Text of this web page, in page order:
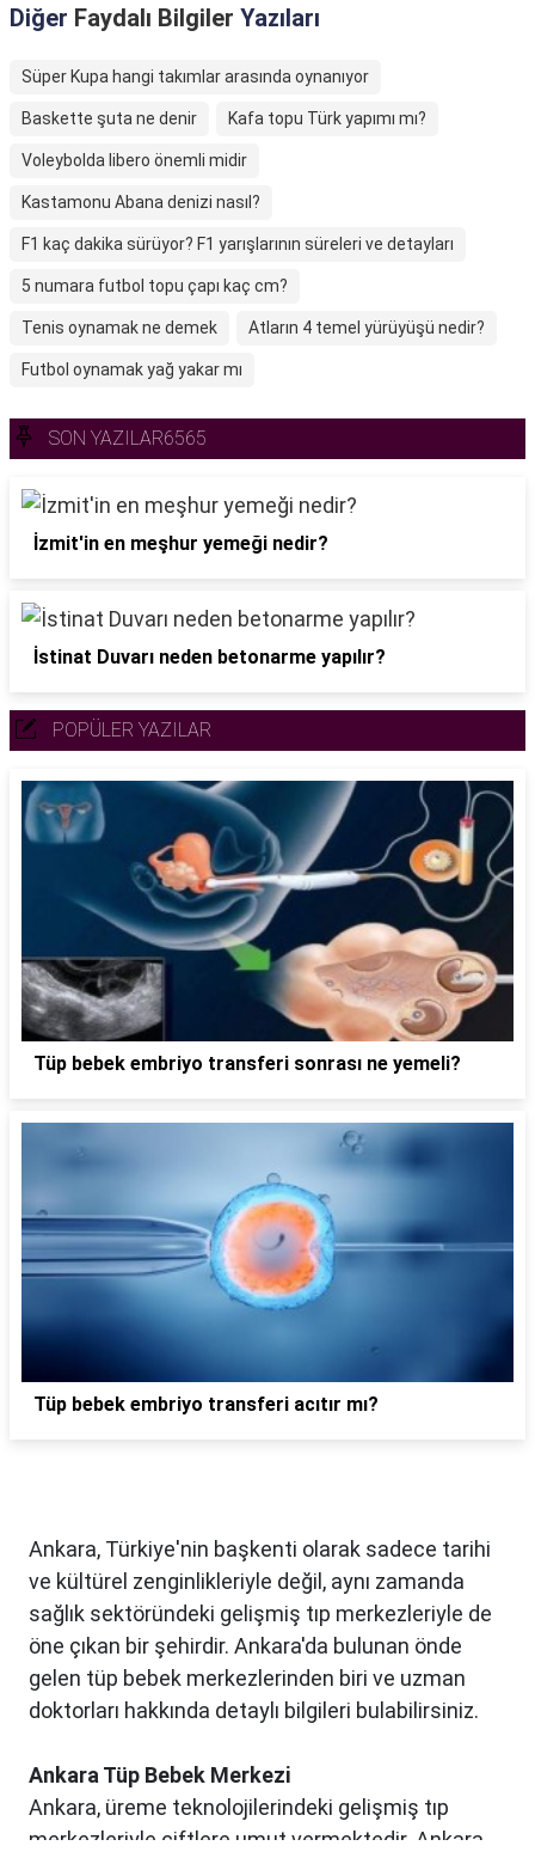
Diğer Faydalı Bilgiler Yazıları
Süper Kupa hangi takımlar arasında oynanıyor
Baskette şuta ne denir Kafa topu Türk yapımı mı?
Voleybolda libero önemli midir
Kastamonu Abana denizi nasıl?
F1 kaç dakika sürüyor? F1 yarışlarının süreleri ve detayları
5 numara futbol topu çapı kaç cm?
Tenis oynamak ne demek Atların 4 temel yürüyüşü nedir?
Futbol oynamak yağ yakar mı
SON YAZILAR6565
İzmit'in en meşhur yemeği nedir?
İstinat Duvarı neden betonarme yapılır?
POPÜLER YAZILAR
Tüp bebek embriyo transferi sonrası ne yemeli?
Tüp bebek embriyo transferi acıtır mı?
Ankara, Türkiye'nin başkenti olarak sadece tarihi
ve kültürel zenginlikleriyle değil, aynı zamanda
sağlık sektöründeki gelişmiş tıp merkezleriyle de
öne çıkan bir şehirdir. Ankara'da bulunan önde
gelen tüp bebek merkezlerinden biri ve uzman
doktorları hakkında detaylı bilgileri bulabilirsiniz.
Ankara Tüp Bebek Merkezi
Ankara, üreme teknolojilerindeki gelişmiş tıp
merkezleriyle çiftlere umut vermektedir. Ankara